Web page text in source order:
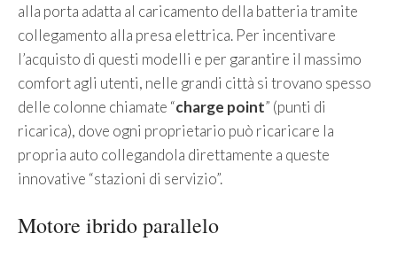
alla porta adatta al caricamento della batteria tramite
collegamento alla presa elettrica. Per incentivare
l’acquisto di questi modelli e per garantire il massimo
comfort agli utenti, nelle grandi città si trovano spesso
delle colonne chiamate “charge point” (punti di
ricarica), dove ogni proprietario può ricaricare la
propria auto collegandola direttamente a queste
innovative “stazioni di servizio”.
Motore ibrido parallelo